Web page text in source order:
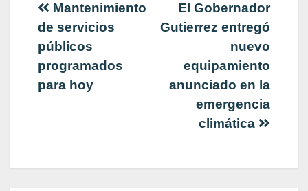
Navegación
de
entradas
El Gobernador
Gutierrez entregó
nuevo
equipamiento
anunciado en la
emergencia
climática
Mantenimiento
de servicios
públicos
programados
para hoy